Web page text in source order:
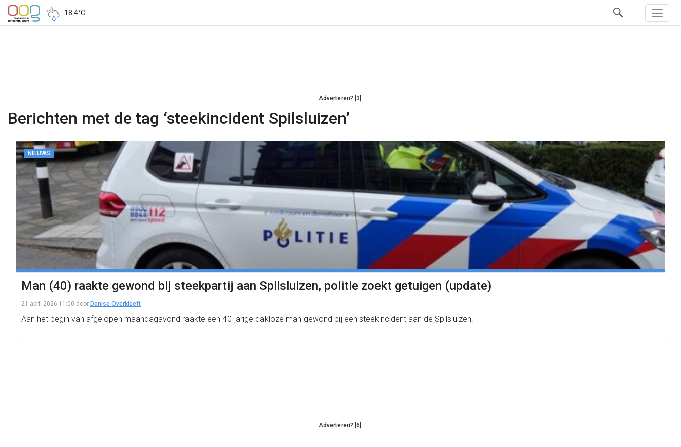
18.4°C
Adverteren? [3]
Berichten met de tag ‘steekincident Spilsluizen’
NIEUWS
Man (40) raakte gewond bij steekpartij aan Spilsluizen, politie zoekt getuigen (update)
21 april 2026 11:00 door Denise Overkleeft
Aan het begin van afgelopen maandagavond raakte een 40-jarige dakloze man gewond bij een steekincident aan de Spilsluizen.
Adverteren? [6]